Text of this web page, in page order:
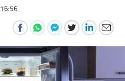
16:56